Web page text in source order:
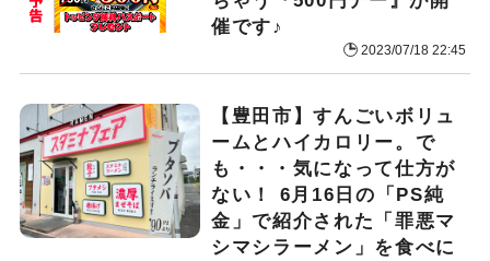
催です♪
2023/07/18 22:45
【豊田市】すんごいボリュ
ームとハイカロリー。で
も・・・気になって仕方が
ない！ 6月16日の「PS純
金」で紹介された「罪悪マ
シマシラーメン」を食べに